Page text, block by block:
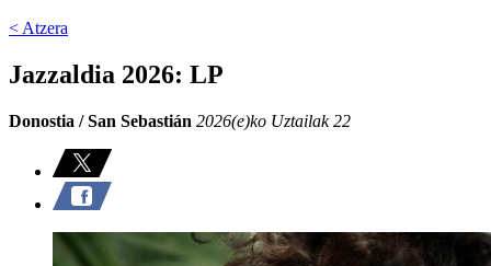
< Atzera
Jazzaldia 2026: LP
Donostia / San Sebastián 2026(e)ko Uztailak 22